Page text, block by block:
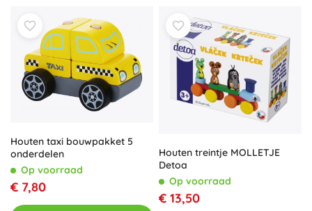
Houten taxi bouwpakket 5
onderdelen
Op voorraad
€ 7,80
Houten treintje MOLLETJE
Detoa
Op voorraad
€ 13,50